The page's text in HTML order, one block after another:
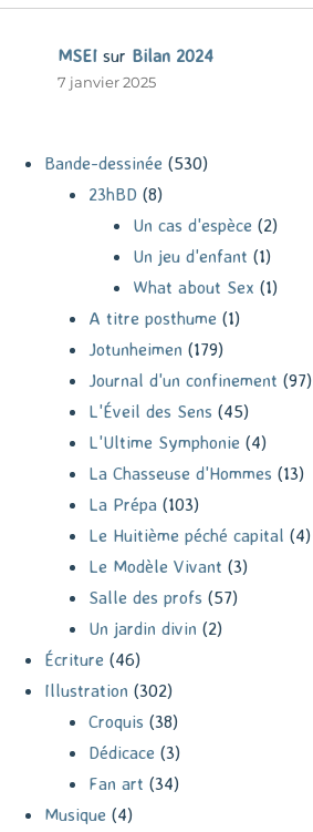
MSEI sur Bilan 2024
7 janvier 2025
Bande-dessinée (530)
23hBD (8)
Un cas d'espèce (2)
Un jeu d'enfant (1)
What about Sex (1)
A titre posthume (1)
Jotunheimen (179)
Journal d'un confinement (97)
L'Éveil des Sens (45)
L'Ultime Symphonie (4)
La Chasseuse d'Hommes (13)
La Prépa (103)
Le Huitième péché capital (4)
Le Modèle Vivant (3)
Salle des profs (57)
Un jardin divin (2)
Écriture (46)
Illustration (302)
Croquis (38)
Dédicace (3)
Fan art (34)
Musique (4)